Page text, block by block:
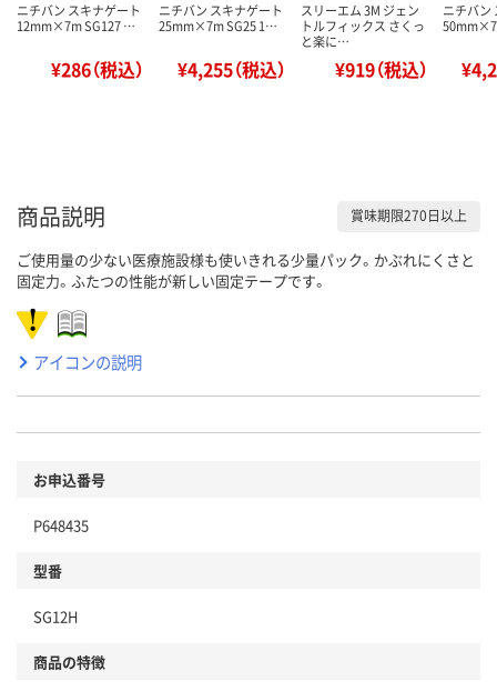
ニチバン スキナゲート
12mm×7m SG127 …
¥286（税込）
ニチバン スキナゲート
25mm×7m SG25 1…
¥4,255（税込）
スリーエム 3M ジェン
トルフィックス さくっ
と楽に…
¥919（税込）
ニチバン
商品説明 賞味期限270日以上
ご使用量の少ない医療施設様も使いきれる少量パック。かぶれにくさと
固定力。ふたつの性能が新しい固定テープです。
アイコンの説明
お申込番号
P648435
型番
SG12H
商品の特徴